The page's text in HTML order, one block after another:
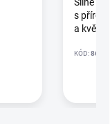
s
a květy
KÓD: